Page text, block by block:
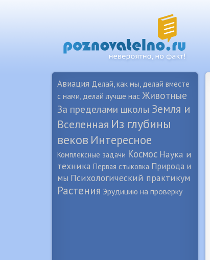
Авиация Делай, как мы, делай вместе
с нами, делай лучше нас Животные
За пределами школы Земля и
Вселенная Из глубины
веков Интересное
Комплексные задачи Космос Наука и
техника Первая стыковка Природа и
мы Психологический практикум
Растения Эрудицию на проверку